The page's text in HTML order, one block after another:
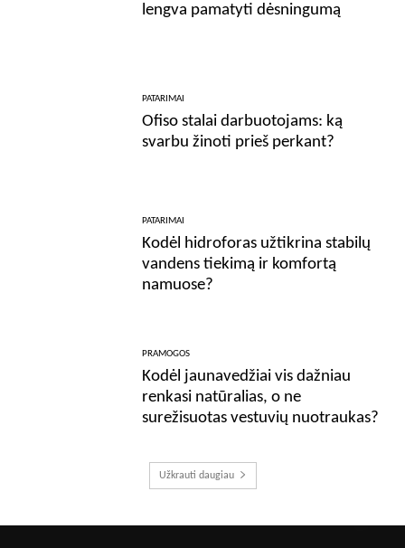
lengva pamatyti dėsningumą
PATARIMAI
Ofiso stalai darbuotojams: ką
svarbu žinoti prieš perkant?
PATARIMAI
Kodėl hidroforas užtikrina stabilų
vandens tiekimą ir komfortą
namuose?
PRAMOGOS
Kodėl jaunavedžiai vis dažniau
renkasi natūralias, o ne
surežisuotas vestuvių nuotraukas?
Užkrauti daugiau